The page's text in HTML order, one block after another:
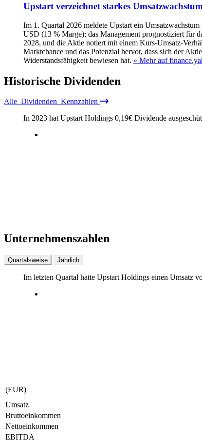
Upstart verzeichnet starkes
Im 1. Quartal 2026 meldete Upstart ein
USD (13 % Marge); das Management prognostiziert für
2028, und die Aktie notiert mit einem Kurs-Umsatz-
Marktchance und das Potenzial hervor, dass sich der
Widerstandsfähigkeit bewiesen hat. » Mehr auf
Historische Dividenden
Alle Dividenden Kennzahlen
In 2023 hat Upstart Holdings 0,19€ Dividende
Unternehmenszahlen
Quartalsweise Jährlich
Im letzten Quartal hatte Upstart Holdings einen Umsatz
(EUR)
Umsatz
Bruttoeinkommen
Nettoeinkommen
EBITDA